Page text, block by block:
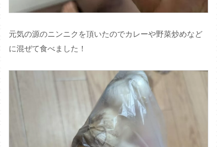
元気の源のニンニクを頂いたのでカレーや野菜炒めなど
に混ぜて食べました！